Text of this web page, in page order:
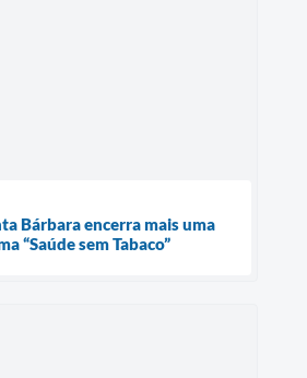
Bárbara encerra mais uma
“Saúde sem Tabaco”